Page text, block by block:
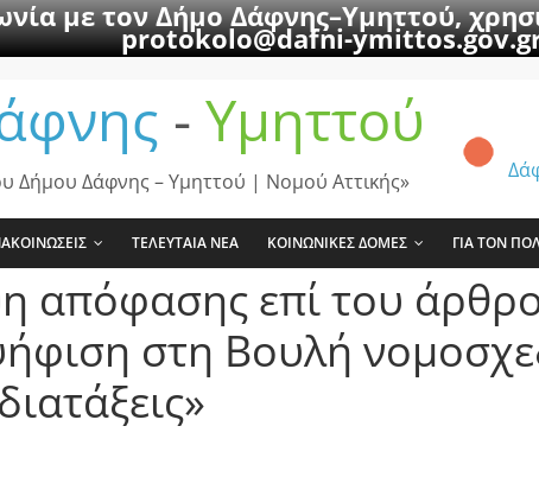
με τον Δήμο Δάφνης–Υμηττού,
protokolo@dafni-
- Υμηττού
Δήμου Δάφνης – Υμηττού | Νομού Αττικής»
ΤΕΛΕΥΤΑΙΑ ΝΕΑ ΚΟΙΝΩΝΙΚΕΣ ΔΟΜΕΣ ΓΙΑ ΤΟΝ
απόφασης επί του
στη Βουλή